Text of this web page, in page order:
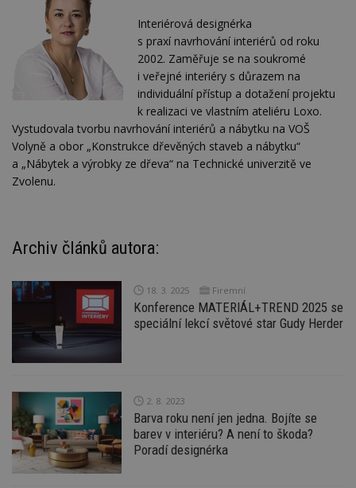
Interiérová designérka
s praxí navrhování interiérů od roku
2002. Zaměřuje se na soukromé
i veřejné interiéry s důrazem na
individuální přístup a dotažení projektu
k realizaci ve vlastním ateliéru Loxo.
Vystudovala tvorbu navrhování interiérů a nábytku na VOŠ
Volyně a obor „Konstrukce dřevěných staveb a nábytku“
a „Nábytek a výrobky ze dřeva“ na Technické univerzitě ve
Zvolenu.
Archiv článků autora:
18. 3. 2025 Firemní
Konference MATERIÁL+TREND 2025 se
speciální lekcí světové star Gudy Herder
2. 8. 2023
Barva roku není jen jedna. Bojíte se
barev v interiéru? A není to škoda?
Poradí designérka